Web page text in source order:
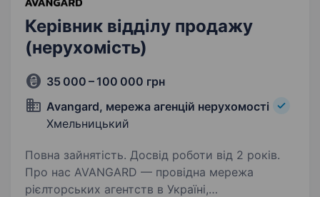
Керівник відділу продажу
(нерухомість)
35 000 – 100 000 грн
Avangard, мережа агенцій нерухомості
Хмельницький
Повна зайнятість. Досвід роботи від 2 років.
Про нас AVANGARD — провідна мережа
рієлторських агентств в Україні,